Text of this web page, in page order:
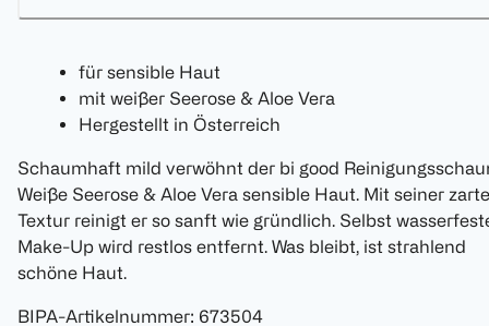
für sensible Haut
mit weißer Seerose & Aloe Vera
Hergestellt in Österreich
Schaumhaft mild verwöhnt der bi good
Weiße Seerose & Aloe Vera sensible Haut. Mit seiner
Textur reinigt er so sanft wie gründlich. Selbst
Make-Up wird restlos entfernt. Was bleibt, ist strahlend
schöne Haut.
BIPA-Artikelnummer: 673504